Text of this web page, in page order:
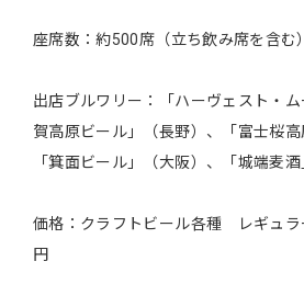
座席数：約500席（立ち飲み席を含む）
出店ブルワリー：「ハーヴェスト・
賀高原ビール」（長野）、「富士桜高
「箕面ビール」（大阪）、「城端麦酒
価格：クラフトビール各種 レギュラ
円